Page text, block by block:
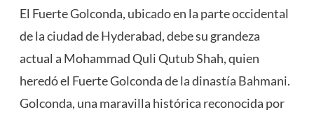
El Fuerte Golconda, ubicado en la parte occidental
de la ciudad de Hyderabad, debe su grandeza
actual a Mohammad Quli Qutub Shah, quien
heredó el Fuerte Golconda de la dinastía Bahmani.
Golconda, una maravilla histórica reconocida por